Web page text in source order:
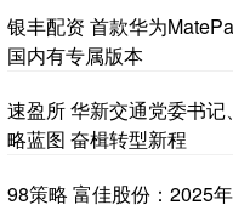
银丰配资 首款华为
国内有专属版本
速盈所 华新交通党委书
略蓝图 奋楫转型新程
98策略 富佳股份：2025